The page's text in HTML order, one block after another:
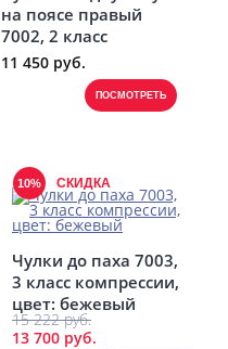
на поясе правый
7002, 2 класс
компрессии, цвет:
11 450 руб.
ПОСМОТРЕТЬ
10% СКИДКА
Чулки до паха 7003,
3 класс компрессии,
цвет: бежевый
15 222 руб.
13 700 руб.